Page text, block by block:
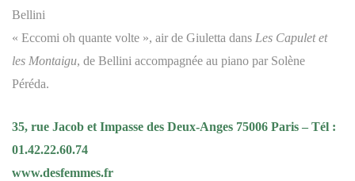
Bellini
« Eccomi oh quante volte », air de Giuletta dans Les Capulet et
les Montaigu, de Bellini accompagnée au piano par Solène
Péréda.
35, rue Jacob et Impasse des Deux-Anges 75006 Paris – Tél :
01.42.22.60.74
www.desfemmes.fr